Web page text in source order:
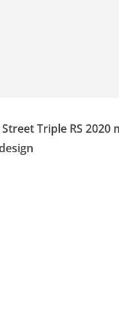
Triple RS 2020